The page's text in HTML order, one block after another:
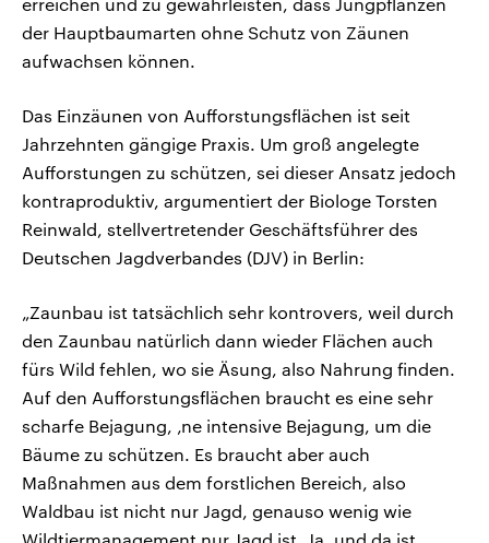
der Hauptbaumarten ohne Schutz von Zäunen
aufwachsen können.
Das Einzäunen von Aufforstungsflächen ist seit
Jahrzehnten gängige Praxis. Um groß angelegte
Aufforstungen zu schützen, sei dieser Ansatz jedoch
kontraproduktiv, argumentiert der Biologe Torsten
Reinwald, stellvertretender Geschäftsführer des
Deutschen Jagdverbandes (DJV) in Berlin:
„Zaunbau ist tatsächlich sehr kontrovers, weil durch
den Zaunbau natürlich dann wieder Flächen auch
fürs Wild fehlen, wo sie Äsung, also Nahrung finden.
Auf den Aufforstungsflächen braucht es eine sehr
scharfe Bejagung, ‚ne intensive Bejagung, um die
Bäume zu schützen. Es braucht aber auch
Maßnahmen aus dem forstlichen Bereich, also
Waldbau ist nicht nur Jagd, genauso wenig wie